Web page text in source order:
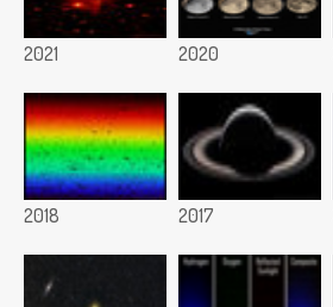
2021 2020
2018 2017